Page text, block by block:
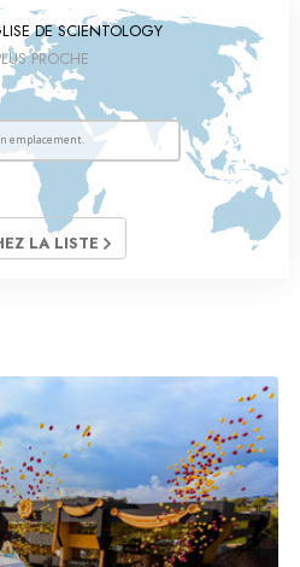
DE SCIENTOLOGY
PROCHE
LA LISTE